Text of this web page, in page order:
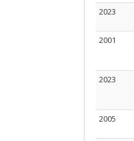
2023
2001
2023
2005